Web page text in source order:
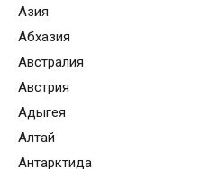
Азия
Абхазия
Австралия
Австрия
Адыгея
Алтай
Антарктида